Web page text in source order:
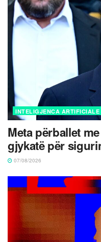
INTELIGJENCA ARTIFICIALE
Meta përballet
gjykatë për
07/08/2026